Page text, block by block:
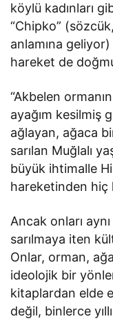
köylü kadınları
“Chipko”
anlamına
hareket de
“Akbelen
ayağım kesilmiş
ağlayan, ağaca
sarılan Muğlalı
büyük ihtimalle
hareketinden hiç
Ancak onları
sarılmaya iten
Onlar, orman,
ideolojik bir
kitaplardan elde
değil, binlerce